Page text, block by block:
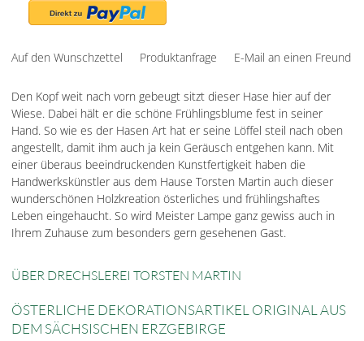
Auf den Wunschzettel Produktanfrage E-Mail an einen Freund
Den Kopf weit nach vorn gebeugt sitzt dieser Hase hier auf der
Wiese. Dabei hält er die schöne Frühlingsblume fest in seiner
Hand. So wie es der Hasen Art hat er seine Löffel steil nach oben
angestellt, damit ihm auch ja kein Geräusch entgehen kann. Mit
einer überaus beeindruckenden Kunstfertigkeit haben die
Handwerkskünstler aus dem Hause Torsten Martin auch dieser
wunderschönen Holzkreation österliches und frühlingshaftes
Leben eingehaucht. So wird Meister Lampe ganz gewiss auch in
Ihrem Zuhause zum besonders gern gesehenen Gast.
ÜBER DRECHSLEREI TORSTEN MARTIN
ÖSTERLICHE DEKORATIONSARTIKEL ORIGINAL AUS
DEM SÄCHSISCHEN ERZGEBIRGE